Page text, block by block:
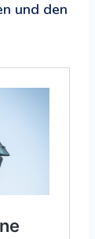
und den